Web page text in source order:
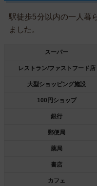
駅徒歩5分以内の一人暮
ました。
スーパー
レストラン/ファストフード店
大型ショッピング施設
100円ショップ
銀行
郵便局
薬局
書店
カフェ